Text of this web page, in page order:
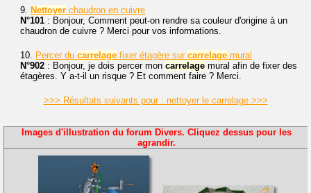
9. Nettoyer chaudron en cuivre
N°101 : Bonjour, Comment peut-on rendre sa couleur d'origine à un
chaudron de cuivre ? Merci pour vos informations.
10. Percer du carrelage fixer étagère sur carrelage mural
N°902 : Bonjour, je dois percer mon carrelage mural afin de fixer des
étagères. Y a-t-il un risque ? Et comment faire ? Merci.
>>> Résultats suivants pour : nettoyer le carrelage >>>
Images d'illustration du forum Divers. Cliquez dessus pour les
agrandir.